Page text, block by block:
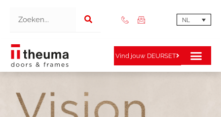
NL
Vind jouw DEURSET